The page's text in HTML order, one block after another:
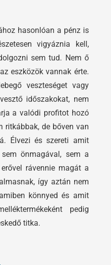
hasonlóan a pénz is
vigyáznia kell,
sem tud. Nem ő
eszközök vannak érte.
veszteséget vagy
időszakokat, nem
a valódi profitot hozó
ritkábbak, de bőven van
Élvezi és szereti amit
önmagával, sem a
rávennie magát a
így aztán nem
könnyed és amit
pedig
titka.